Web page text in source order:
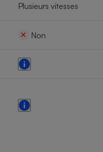
Plusieurs vitesses
Non